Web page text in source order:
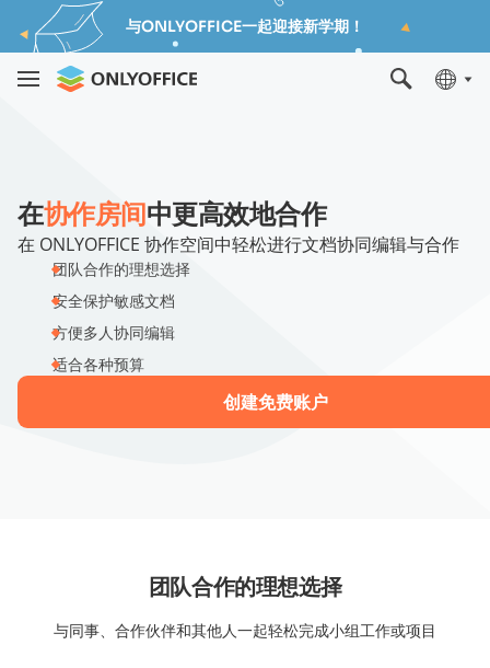
与ONLYOFFICE一起迎接新学期！
在协作房间中更高效地合作
在 ONLYOFFICE 协作空间中轻松进行文档协同编辑与合作
团队合作的理想选择
安全保护敏感文档
方便多人协同编辑
适合各种预算
创建免费账户
团队合作的理想选择
与同事、合作伙伴和其他人一起轻松完成小组工作或项目